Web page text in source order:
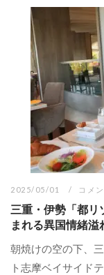
2025/05/01 コメ
三重・伊勢「都リ
まれる異国情緒
朝焼けの空の下、
ト志摩ベイサイド